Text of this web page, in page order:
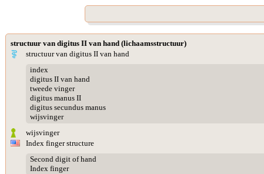
structuur van digitus II van hand (lichaamsstructuur)
structuur van digitus II van hand
index
digitus II van hand
tweede vinger
digitus manus II
digitus secundus manus
wijsvinger
wijsvinger
Index finger structure
Second digit of hand
Index finger